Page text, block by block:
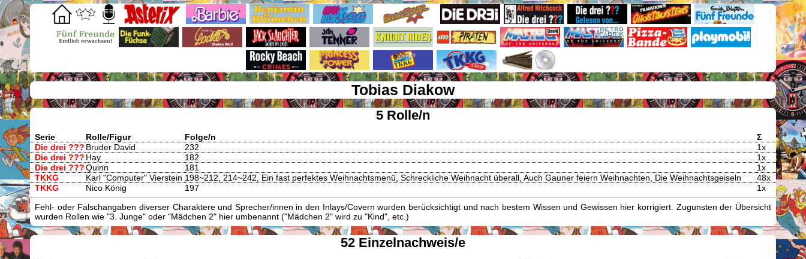
Tobias Diakow
5 Rolle/n
Serie Rolle/Figur Folge/n
Σ
Die drei ??? Bruder David 232
1x
Die drei ??? Hay 182
1x
Die drei ???Quinn 181
1x
TKKG
Karl "Computer" Vierstein 198~212, 214~242, Ein fast perfektes Weihnachtsmenü, Schreckliche Weihnacht überall, Auch Gauner feiern Weihnachten, Die Weihnachtsgeiseln
48x
TKKG
Nico König 197 1x
Fehl- oder Falschangaben diverser Charaktere und Sprecher/innen in den Inlays/Covern wurden berücksichtigt und nach bestem Wissen und Gewissen hier korrigiert. Zugunsten der Übersicht
wurden Rollen wie "3. Junge" oder "Mädchen 2" hier umbenannt ("Mädchen 2" wird zu "Kind", etc.)
52 Einzelnachweis/e